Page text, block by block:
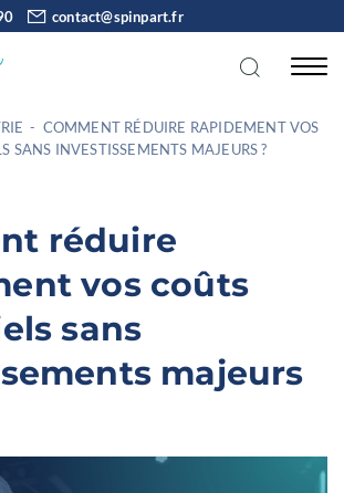
contact@spinpart.fr
- COMMENT RÉDUIRE RAPIDEMENT VOS
SANS INVESTISSEMENTS MAJEURS ?
réduire
vos coûts
sans
majeurs